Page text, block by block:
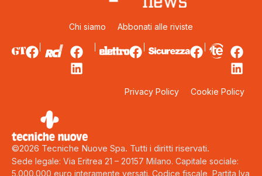
Chi siamo Abbonati alle riviste
Privacy Policy Cookie Policy
©2026 Tecniche Nuove Spa. Tutti i diritti riservati.
Sede legale: Via Eritrea 21 – 20157 Milano. Capitale sociale:
5.000.000 euro interamente versati. Codice fiscale, Partita Iva